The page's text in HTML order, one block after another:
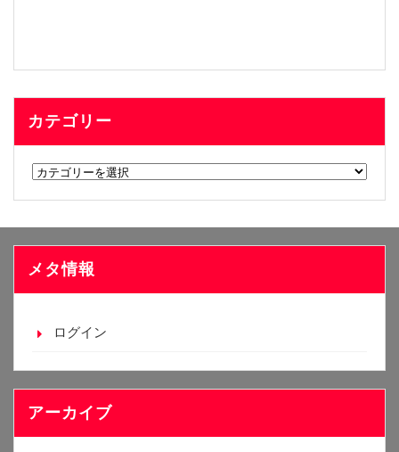
カテゴリー
カ
リ
ー
メタ情報
ログイン
アーカイブ